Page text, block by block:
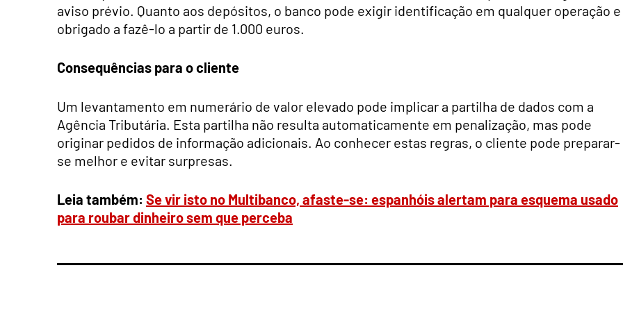
aviso prévio. Quanto aos depósitos, o banco pode exigir identificação em qualquer operação
obrigado a fazê-lo a partir de 1.000 euros.
Consequências para o cliente
Um levantamento em numerário de valor elevado pode implicar a partilha de dados com a
Agência Tributária. Esta partilha não resulta automaticamente em penalização, mas pode
originar pedidos de informação adicionais. Ao conhecer estas regras, o cliente pode preparar-
se melhor e evitar surpresas.
Leia também: Se vir isto no Multibanco, afaste-se: espanhóis alertam para esquema usado
para roubar dinheiro sem que perceba